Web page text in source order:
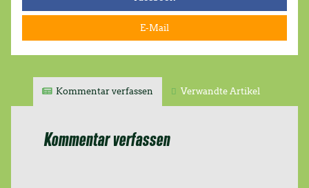
E-Mail
Kommentar verfassen Verwandte Artikel
Kommentar verfassen